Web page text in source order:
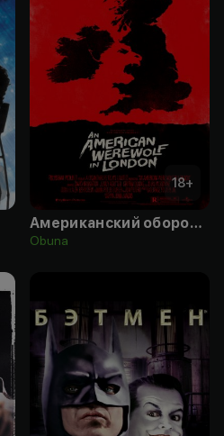
18+
Американский оборотень в Лондоне
Obuna